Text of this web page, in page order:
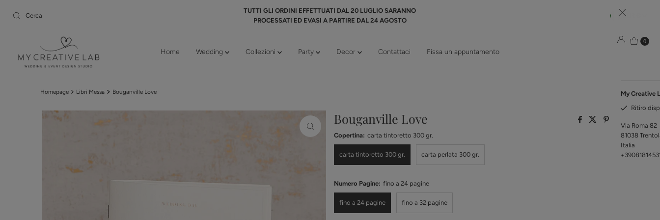
Vai direttamente ai contenuti
TUTTI GLI ORDINI EFFETTUATI DAL 20 LUGLIO SARANNO
PROCESSATI ED EVASI A PARTIRE DAL 24 AGOSTO
Home Wedding Collezioni Party Decor Contattaci Fissa un appuntamento
0
Homepage Libri Messa Bouganville Love
Bouganville Love
Copertina: carta tintoretto 300 gr.
carta tintoretto 300 gr. carta perlata 300 gr.
Numero Pagine: fino a 24 pagine
fino a 24 pagine fino a 32 pagine
My Creative
Ritiro
Via Roma 82
81038
Italia